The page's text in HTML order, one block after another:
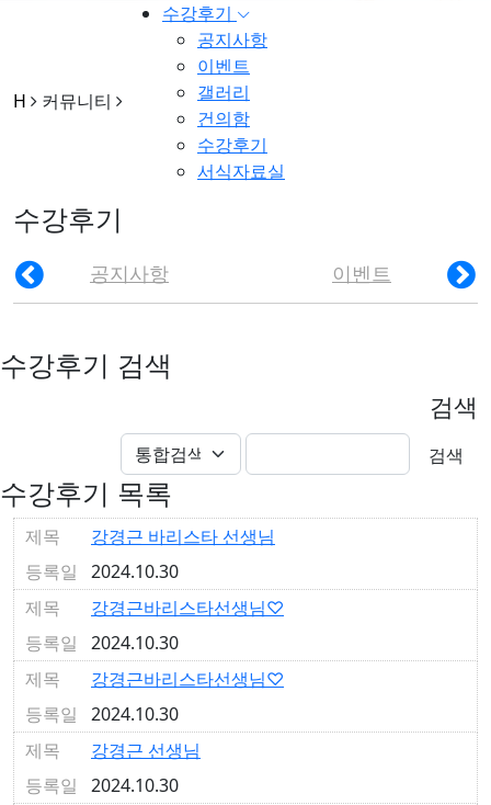
H 커뮤니티
수강후기
공지사항
이벤트
갤러리
건의함
수강후기
서식자료실
수강후기
공지사항 이벤트
수강후기 검색
검색
수강후기 목록
강경근 바리스타 선생님
2024.10.30
강경근바리스타선생님♡
2024.10.30
강경근바리스타선생님♡
2024.10.30
강경근 선생님
2024.10.30